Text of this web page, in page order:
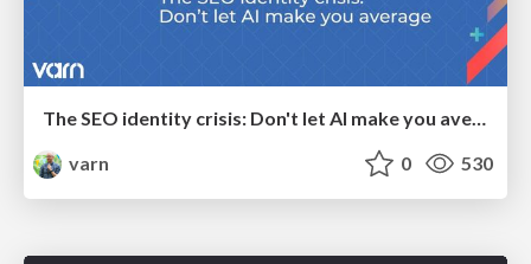
varn
0 530